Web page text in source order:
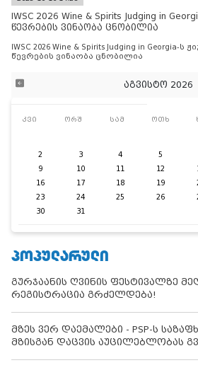
IWSC 2026 Wine & Spirits Judging in
წევრების ვინაობა ცნობილია
IWSC 2026 Wine & Spirits Judging in Georgia-
წევრების ვინაობა ცნობილია
აგვისტო 2026
კვი ორშ სამ ოთხ
2
3 4 5
9
10 11 12
16
17 18 19
23
24 25 26
30
31
ᲞᲝᲞᲣᲚᲐᲠᲣᲚᲘ
გურჯაანის ღვინის ფესტივალზე
რეგისტრაცია გრძელდება!
მზეს ვერ დაემალები - PSP-ს
მზისგან დაცვის აუცილებლობას